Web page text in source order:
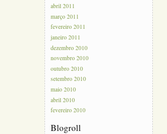
abril 2011
março 2011
fevereiro 2011
janeiro 2011
dezembro 2010
novembro 2010
outubro 2010
setembro 2010
maio 2010
abril 2010
fevereiro 2010
Blogroll